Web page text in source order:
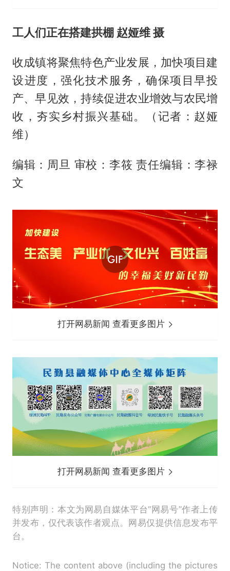
工人们正在搭建拱棚 赵娅维 摄
收成镇将聚焦特色产业发展，加快项目建
设进度，强化技术服务，确保项目早投
产、早见效，持续促进农业增效与农民增
收，夯实乡村振兴基础。（记者：赵娅
维）
编辑：周旦 审校：李筱 责任编辑：李禄
文
打开网易新闻 查看更多图片
打开网易新闻 查看更多图片
特别声明：本文为网易自媒体平台“网易号”作者上传
并发布，仅代表该作者观点。网易仅提供信息发布平
台。
Notice: The content above (including the pictures